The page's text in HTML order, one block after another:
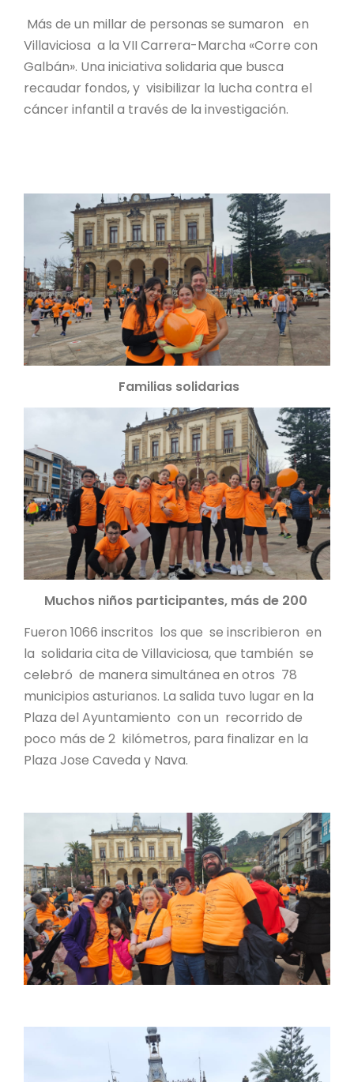
Más de un millar de personas se sumaron en
Villaviciosa a la VII Carrera-Marcha «Corre con
Galbán». Una iniciativa solidaria que busca
recaudar fondos, y visibilizar la lucha contra el
cáncer infantil a través de la investigación.
Familias solidarias
Muchos niños participantes, más de 200
Fueron 1066 inscritos los que se inscribieron en
la solidaria cita de Villaviciosa, que también se
celebró de manera simultánea en otros 78
municipios asturianos. La salida tuvo lugar en la
Plaza del Ayuntamiento con un recorrido de
poco más de 2 kilómetros, para finalizar en la
Plaza Jose Caveda y Nava.